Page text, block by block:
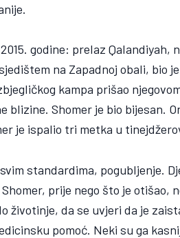
godine: prelaz Qalandiyah,
na Zapadnoj obali, bio
kampa prišao
blizine. Shomer je bio bijesan.
je ispalio tri metka u
standardima, pogubljenje.
prije nego što je otišao,
životinje, da se uvjeri da je
pomoć. Neki su ga